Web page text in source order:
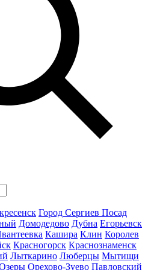
Город Сергиев Посад
Домодедово Дубна Егорьевск
Кашира Клин Королев
Красногорск Краснознаменск
Лыткарино Люберцы Мытищи
Орехово-Зуево Павловский